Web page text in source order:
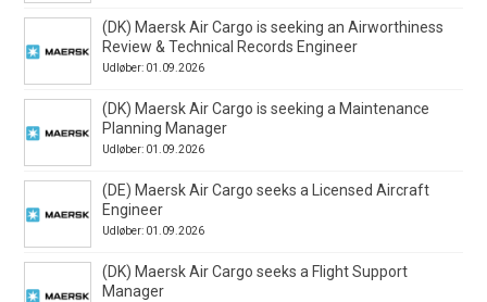
(DK) Maersk Air Cargo is seeking an Airworthiness
Review & Technical Records Engineer
Udløber: 01.09.2026
(DK) Maersk Air Cargo is seeking a Maintenance
Planning Manager
Udløber: 01.09.2026
(DE) Maersk Air Cargo seeks a Licensed Aircraft
Engineer
Udløber: 01.09.2026
(DK) Maersk Air Cargo seeks a Flight Support
Manager